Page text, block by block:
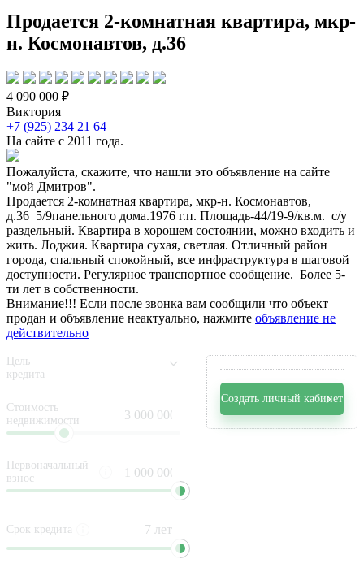
Продается 2-комнатная квартира, мкр-
н. Космонавтов, д.36
4 090 000 ₽
Виктория
+7 (925) 234 21 64
На сайте с 2011 года.
Пожалуйста, скажите, что нашли это объявление на сайте
"мой Дмитров".
Продается 2-комнатная квартира, мкр-н. Космонавтов,
д.36 5/9панельного дома.1976 г.п. Площадь-44/19-9/кв.м. с/у
раздельный. Квартира в хорошем состоянии, можно входить и
жить. Лоджия. Квартира сухая, светлая. Отличный район
города, спальный спокойный, все инфраструктура в шаговой
доступности. Регулярное транспортное сообщение. Более 5-
ти лет в собственности.
Внимание!!! Если после звонка вам сообщили что объект
продан и объявление неактуально, нажмите объявление не
действительно
Цель
кредита
Стоимость
недвижимости
Первоначальный
взнос
Срок кредита
Создать личный кабинет